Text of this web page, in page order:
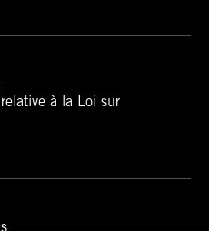
à la Loi sur